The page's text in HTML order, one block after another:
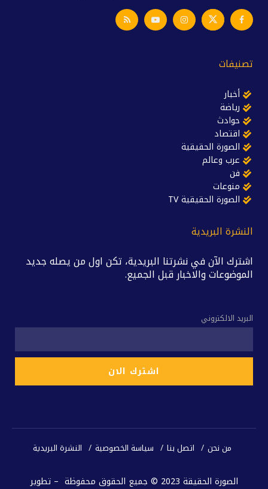
تصنيفات
أخبار
رياضة
حوادث
اقتصاد
الصورة الحقيقية
عرب وعالم
فن
منوعات
الصورة الحقيقية TV
النشرة البريدية
اشترك الآن في نشرتنا البريدية، تكن اول من يصله جديد
الموضوعات والاخبار قبل الجميع.
البريد الالكتروني
من نحن اتصل بنا سياسة الخصوصية النشرة البريدية
الصورة الحقيقة 2023 © جميع الحقوق محفوظة – تطوير